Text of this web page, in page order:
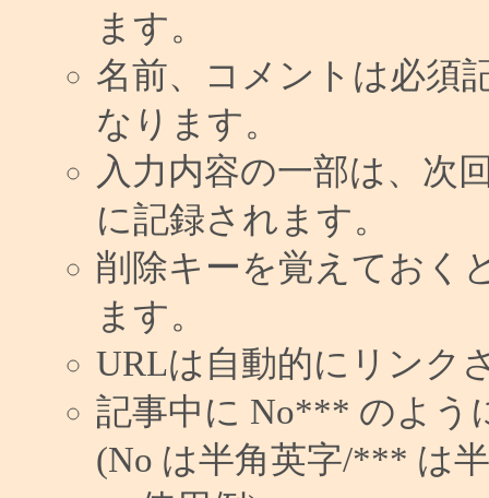
ます。
名前、コメントは必須
なります。
入力内容の一部は、次
に記録されます。
削除キーを覚えておく
ます。
URLは自動的にリンク
記事中に No*** のよう
(No は半角英字/*** は